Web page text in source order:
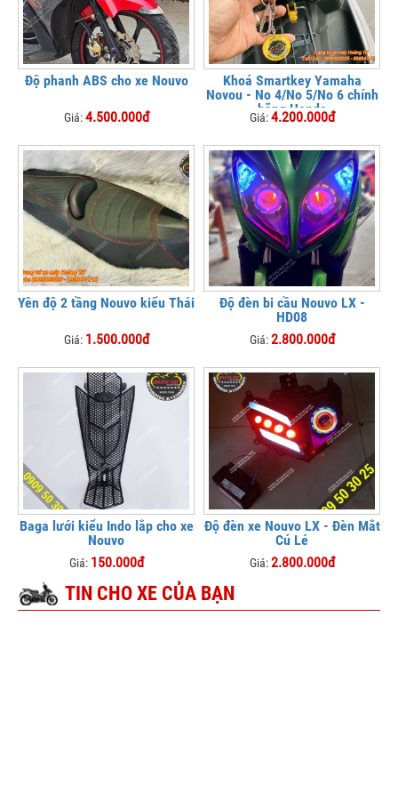
Độ phanh ABS cho xe Nouvo
Giá:4.500.000đ
Khoá Smartkey Yamaha
Novou - No 4/No 5/No 6 chính
hãng Honda
Giá:4.200.000đ
Yên độ 2 tầng Nouvo kiểu Thái
Giá: 1.500.000đ
Độ đèn bi cầu Nouvo LX -
HD08
Giá:2.800.000đ
Baga lưới kiểu Indo lắp cho xe
Nouvo
Giá: 150.000đ
Độ đèn xe Nouvo LX - Đèn Mắt
Cú Lé
Giá:2.800.000đ
TIN CHO XE CỦA BẠN